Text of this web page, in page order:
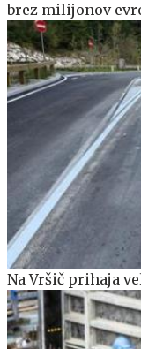
brez milijonov
Na Vršič prihaja